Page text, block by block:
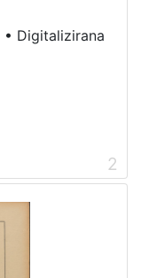
• Digitalizirana
2